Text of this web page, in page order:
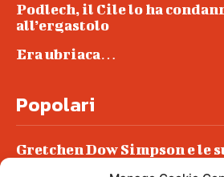
Podlech, il Cile lo ha
all’ergastolo
Era ubriaca…
Popolari
Gretchen Dow Simpson e le